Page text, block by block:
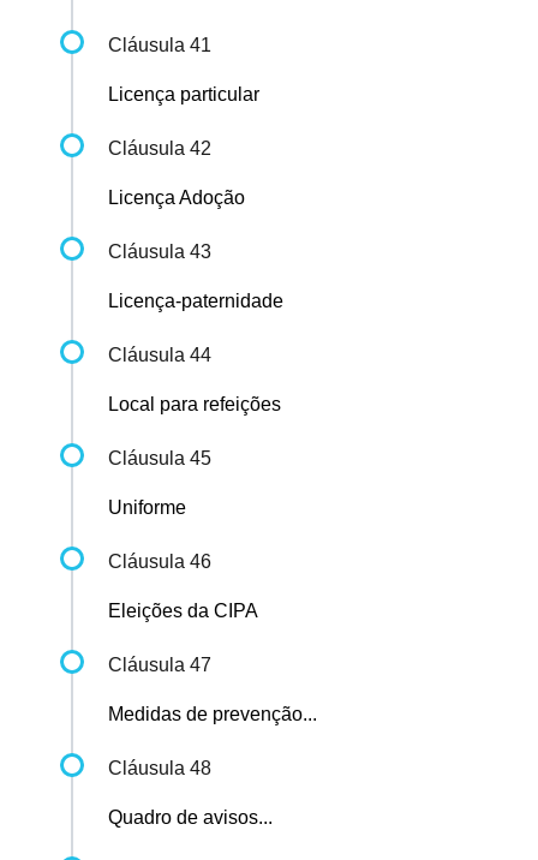
Cláusula 41
Licença particular
Cláusula 42
Licença Adoção
Cláusula 43
Licença-paternidade
Cláusula 44
Local para refeições
Cláusula 45
Uniforme
Cláusula 46
Eleições da CIPA
Cláusula 47
Medidas de prevenção...
Cláusula 48
Quadro de avisos...